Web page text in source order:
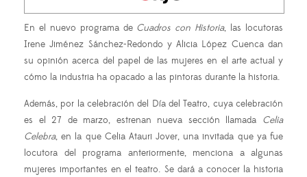
En el nuevo programa de Cuadros con Historia, las locutoras
Irene Jiménez Sánchez-Redondo y Alicia López Cuenca dan
su opinión acerca del papel de las mujeres en el arte actual y
cómo la industria ha opacado a las pintoras durante la historia.
Además, por la celebración del Día del Teatro, cuya celebración
es el 27 de marzo, estrenan nueva sección llamada Celia
Celebra, en la que Celia Atauri Jover, una invitada que ya fue
locutora del programa anteriormente, menciona a algunas
mujeres importantes en el teatro. Se dará a conocer la historia